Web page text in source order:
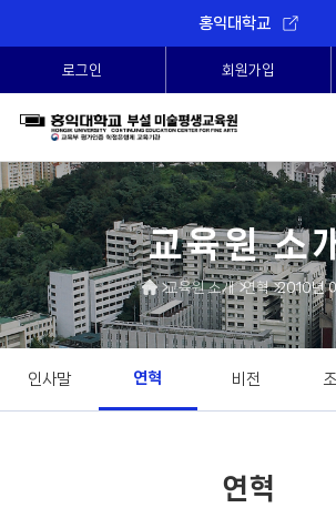
홍익대학교
로그인 회원가입
SEARCH
교육원 소
교육원 소개 연혁 2010년
인사말 연혁 비전
연혁